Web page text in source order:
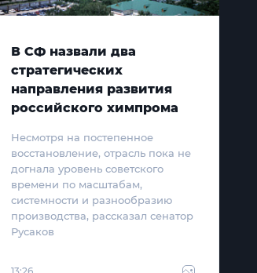
В СФ назвали два
стратегических
направления развития
российского химпрома
Несмотря на постепенное
восстановление, отрасль пока не
догнала уровень советского
времени по масштабам,
системности и разнообразию
производства, рассказал сенатор
Русаков